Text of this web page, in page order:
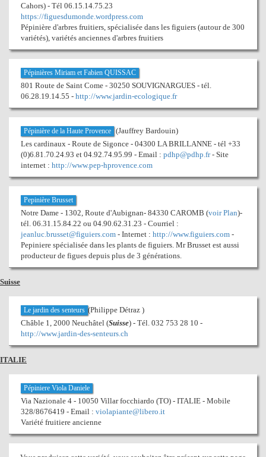
Cahors) - Tél 06.15.14.75.23
https://figuesdumonde.wordpress.com
Pépinière d'arbres fruitiers, spécialisée dans les figuiers (autour de 300
variétés), variétés anciennes d'arbres fruitiers
Pépinières Miriam et Fabien QUISSAC
801 Route de Saint Come - 30250 SOUVIGNARGUES - tél.
06.28.19.14.55 - http://www.jardin-ecologique.fr
Pépinière de la Haute Provence (Jauffrey Bardouin)
Les cardinaux - Route de Sigonce - 04300 LA BRILLANNE - tél +33
(0)6.81.70.24.93 et 04.92.74.95.99 - Email : pdhp@pdhp.fr- Site
internet : http://www.pep-hprovence.com
Pepinière Brusset
Notre Dame - 1302, Route d'Aubignan- 84330 CAROMB (voir Plan)-
tél. 06.31.15.84.22 ou 04.90.62.31.23 - Courriel :
jeanluc.brusset@figuiers.com - Internet : http://www.figuiers.com -
Pepiniere spécialisée dans les plants de figuiers. Mr Brusset est aussi
producteur de figues depuis plus de 3 générations.
Suisse
Le jardin des senteurs (Philippe Détraz )
Châble 1, 2000 Neuchâtel (Suisse) - Tél. 032 753 28 10 -
http://www.jardin-des-senteurs.ch
ITALIE
Pépiniere Viola Daniele
Via Nazionale 4 - 10050 Villar focchiardo (TO) - ITALIE - Mobile
328/8676419 - Email : violapiante@libero.it
Variété fruitiere ancienne